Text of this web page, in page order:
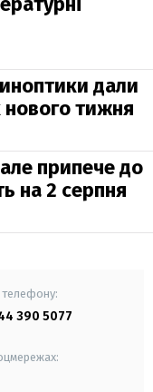
дали
нового тижня
припече до
на 2 серпня
390 5077